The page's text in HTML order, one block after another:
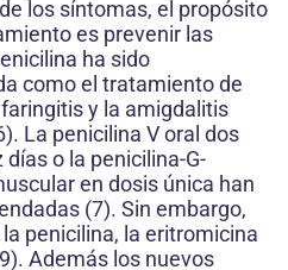
los síntomas, el propósito
es prevenir las
ha sido
como el tratamiento de
y la amigdalitis
La penicilina V oral dos
o la penicilina-G-
en dosis única han
(7). Sin embargo,
penicilina, la eritromicina
Además los nuevos